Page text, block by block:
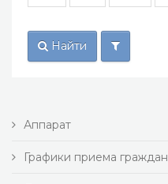
Найти
Аппарат
Графики приема граждан